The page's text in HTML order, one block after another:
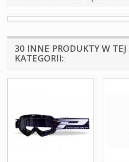
30 INNE PRODUKTY W TEJ
KATEGORII: